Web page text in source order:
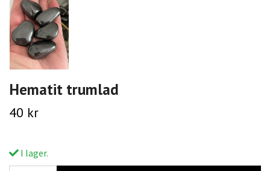
Hematit trumlad
40 kr
I lager.